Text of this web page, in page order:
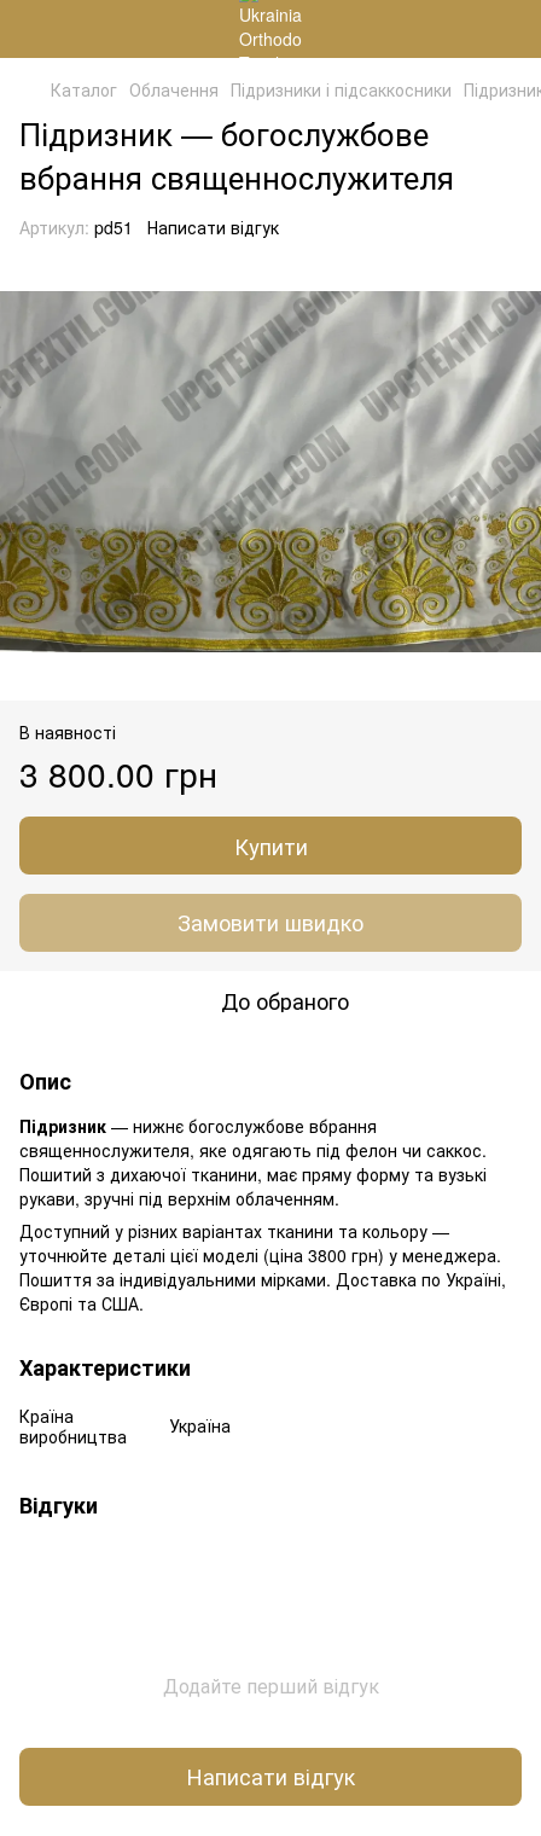
Каталог Облачення Підризники і підсаккосники
Підризник — богослужбове
вбрання священнослужителя
Артикул: pd51 Написати відгук
В наявності
3 800.00 грн
Купити
Замовити швидко
До обраного
Опис
Підризник — нижнє богослужбове вбрання
священнослужителя, яке одягають під фелон чи саккос.
Пошитий з дихаючої тканини, має пряму форму та вузькі
рукави, зручні під верхнім облаченням.
Доступний у різних варіантах тканини та кольору —
уточнюйте деталі цієї моделі (ціна 3800 грн) у менеджера.
Пошиття за індивідуальними мірками. Доставка по Україні,
Європі та США.
Характеристики
Країна
виробництва
Україна
Відгуки
Додайте перший відгук
Написати відгук